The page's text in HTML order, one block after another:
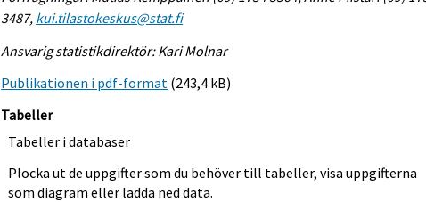
3487, kui.tilastokeskus@stat.fi
Ansvarig statistikdirektör: Kari Molnar
Publikationen i pdf-format (243,4 kB)
Tabeller
Tabeller i databaser
Plocka ut de uppgifter som du behöver till tabeller, visa uppgifterna
som diagram eller ladda ned data.